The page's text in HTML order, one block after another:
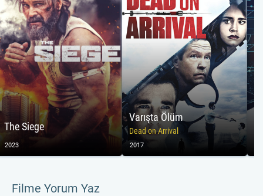
The Siege
2023
Varışta Ölüm
Dead on Arrival
2017
Filme Yorum Yaz